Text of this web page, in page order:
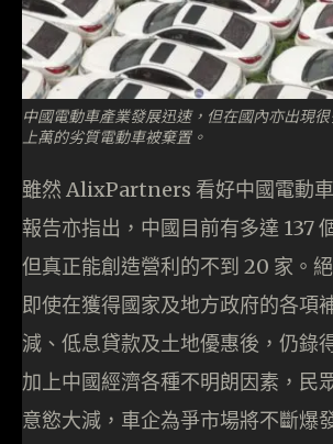
中國電動車產業發展迅速，但在國內亦出現
上萬的劣質電動車被棄置。
雖然 AlixPartners 看好中國電動
報告亦指出，中國目前有多達 137
但真正能創造營利的不到 20 家。
即使在獲得國家及地方政府的各項
減、低息貸款及土地優惠後，仍錄
加上中國經濟各種不明朗因素，民
意慾大減，車企為爭市場將不斷爆